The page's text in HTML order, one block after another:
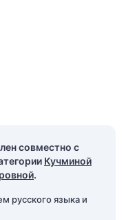
совместно с
Кучминой
.
русского языка и